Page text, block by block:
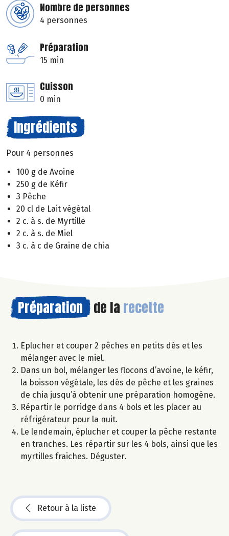
Nombre de personnes
4 personnes
Préparation
15 min
Cuisson
0 min
Ingrédients
Pour 4 personnes
100 g de Avoine
250 g de Kéfir
3 Pêche
20 cl de Lait végétal
2 c. à s. de Myrtille
2 c. à s. de Miel
3 c. à c de Graine de chia
Préparation de la recette
Eplucher et couper 2 pêches en petits dés et les
mélanger avec le miel.
Dans un bol, mélanger les flocons d’avoine, le kéfir,
la boisson végétale, les dés de pêche et les graines
de chia jusqu’à obtenir une préparation homogène.
Répartir le porridge dans 4 bols et les placer au
réfrigérateur pour la nuit.
Le lendemain, éplucher et couper la pêche restante
en tranches. Les répartir sur les 4 bols, ainsi que les
myrtilles fraiches. Déguster.
Retour à la liste